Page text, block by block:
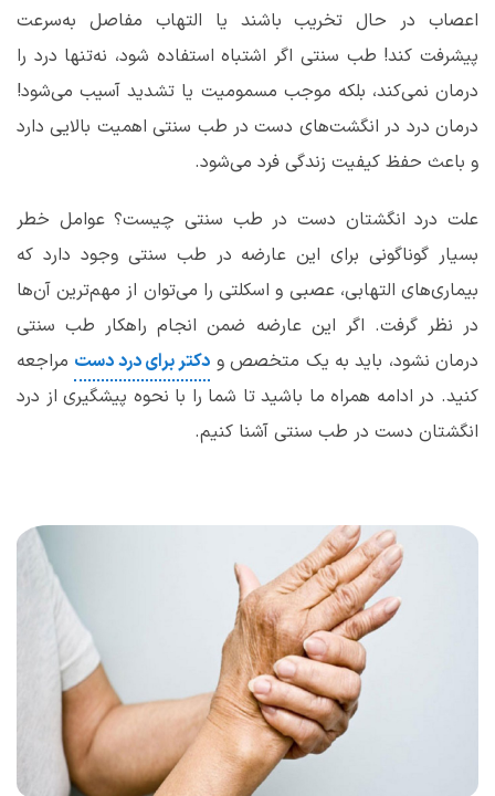
اعصاب در حال تخریب باشند یا التهاب مفاصل به‌سرعت
پیشرفت کند! طب سنتی اگر اشتباه استفاده شود، نه‌تنها درد را
درمان نمی‌کند، بلکه موجب مسمومیت یا تشدید آسیب می‌شود!
درمان درد در انگشت‌های دست در طب سنتی اهمیت بالایی دارد
و باعث حفظ کیفیت زندگی فرد می‌شود.
علت درد انگشتان دست در طب سنتی چیست؟ عوامل خطر
بسیار گوناگونی برای این عارضه در طب سنتی وجود دارد که
بیماری‌های التهابی، عصبی و اسکلتی را می‌توان از مهم‌ترین آن‌ها
در نظر گرفت‌‌. اگر این عارضه ضمن انجام راهکار طب سنتی
درمان نشود، باید به یک متخصص و دکتر برای درد دست‌ مراجعه
کنید. در ادامه همراه ما باشید تا شما را با نحوه پیشگیری از درد
انگشتان دست در طب سنتی آشنا کنیم.